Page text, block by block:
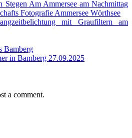
mit Graufiltern am
in Bamberg 27.09.2025
a comment.